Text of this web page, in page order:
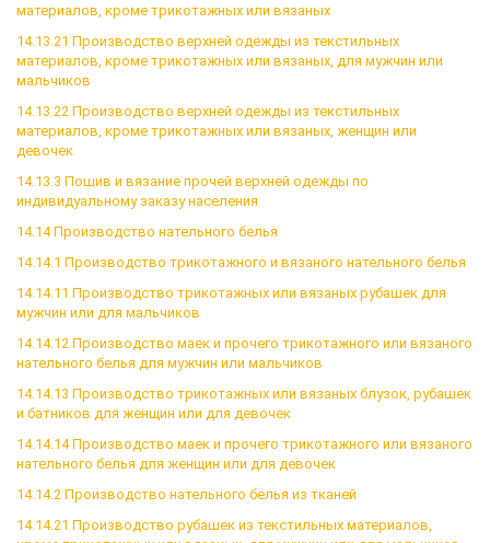
материалов, кроме трикотажных или вязаных
14.13.21 Производство верхней одежды из текстильных
материалов, кроме трикотажных или вязаных, для мужчин или
мальчиков
14.13.22 Производство верхней одежды из текстильных
материалов, кроме трикотажных или вязаных, женщин или
девочек
14.13.3 Пошив и вязание прочей верхней одежды по
индивидуальному заказу населения
14.14 Производство нательного белья
14.14.1 Производство трикотажного и вязаного нательного белья
14.14.11 Производство трикотажных или вязаных рубашек для
мужчин или для мальчиков
14.14.12 Производство маек и прочего трикотажного или вязаного
нательного белья для мужчин или мальчиков
14.14.13 Производство трикотажных или вязаных блузок, рубашек
и батников для женщин или для девочек
14.14.14 Производство маек и прочего трикотажного или вязаного
нательного белья для женщин или для девочек
14.14.2 Производство нательного белья из тканей
14.14.21 Производство рубашек из текстильных материалов,